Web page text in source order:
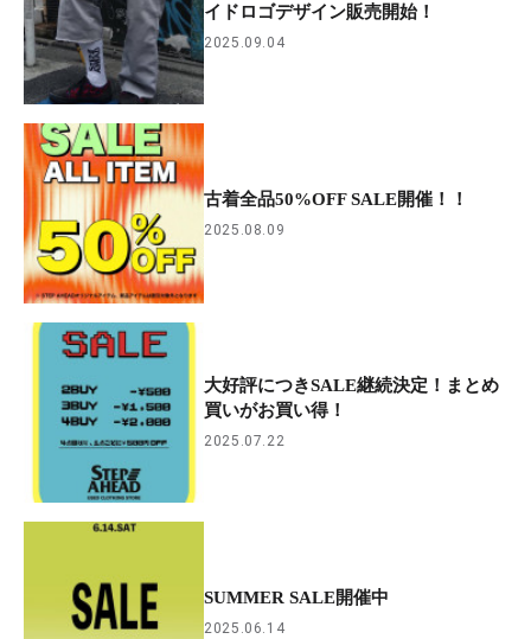
イドロゴデザイン販売開始！
2025.09.04
古着全品50%OFF SALE開催！！
2025.08.09
大好評につきSALE継続決定！まとめ
買いがお買い得！
2025.07.22
SUMMER SALE開催中
2025.06.14